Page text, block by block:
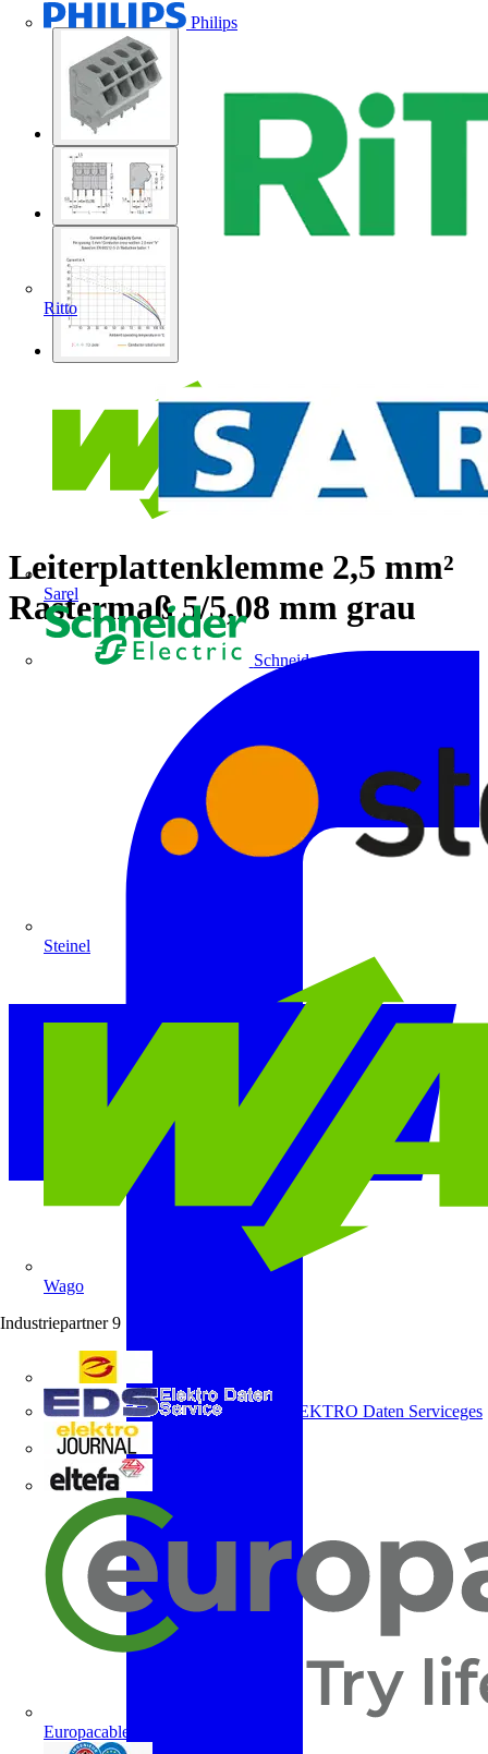
Philips
Ritto
Sarel
Schneider Electric
Steinel
Wago
Industriepartner 9
ELEKTRO Daten Serviceges
Europacable
Leiterplattenklemme 2,5 mm²
Rastermaß 5/5,08 mm grau